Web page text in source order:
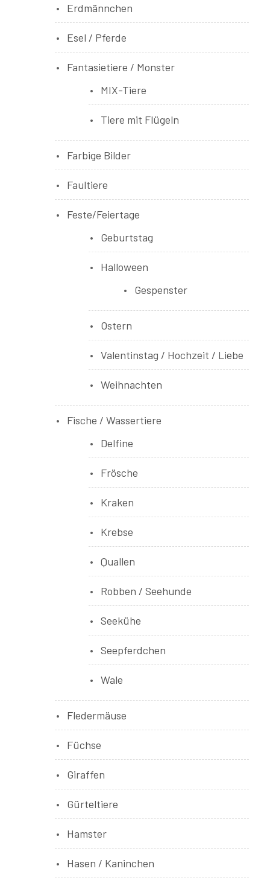
Erdmännchen
Esel / Pferde
Fantasietiere / Monster
MIX-Tiere
Tiere mit Flügeln
Farbige Bilder
Faultiere
Feste/Feiertage
Geburtstag
Halloween
Gespenster
Ostern
Valentinstag / Hochzeit / Liebe
Weihnachten
Fische / Wassertiere
Delfine
Frösche
Kraken
Krebse
Quallen
Robben / Seehunde
Seekühe
Seepferdchen
Wale
Fledermäuse
Füchse
Giraffen
Gürteltiere
Hamster
Hasen / Kaninchen